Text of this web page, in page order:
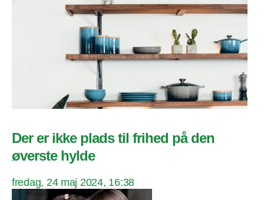
Der er ikke plads til frihed på den
øverste hylde
fredag, 24 maj 2024, 16:38